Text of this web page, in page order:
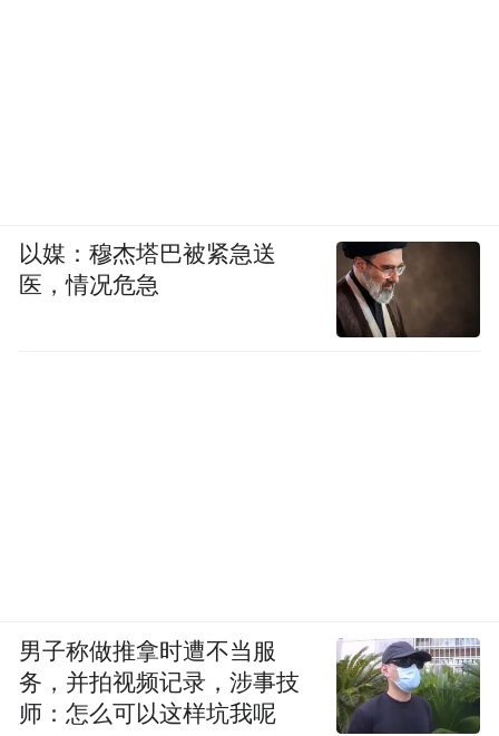
以媒：穆杰塔巴被紧急送
医，情况危急
男子称做推拿时遭不当服
务，并拍视频记录，涉事技
师：怎么可以这样坑我呢